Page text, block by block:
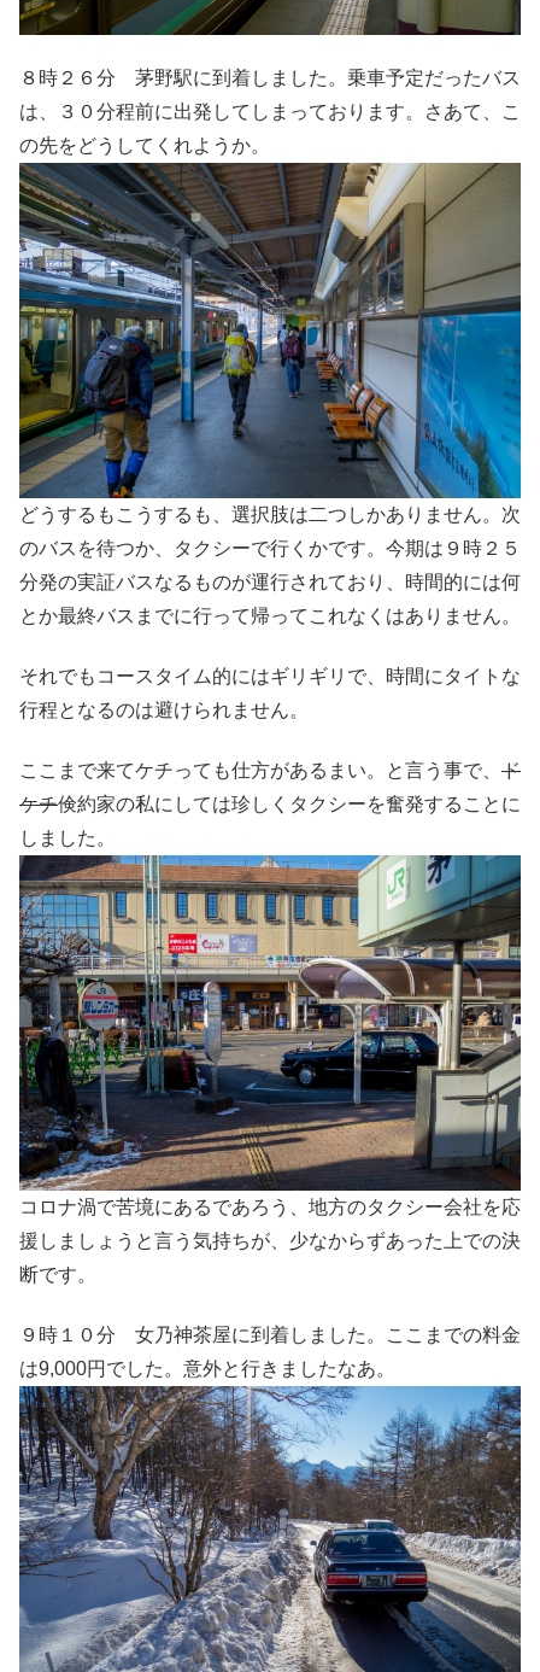
８時２６分 茅野駅に到着しました。乗車予定だったバス
は、３０分程前に出発してしまっております。さあて、こ
の先をどうしてくれようか。
どうするもこうするも、選択肢は二つしかありません。次
のバスを待つか、タクシーで行くかです。今期は９時２５
分発の実証バスなるものが運行されており、時間的には何
とか最終バスまでに行って帰ってこれなくはありません。
それでもコースタイム的にはギリギリで、時間にタイトな
行程となるのは避けられません。
ここまで来てケチっても仕方があるまい。と言う事で、 ド
ケチ倹約家の私にしては珍しくタクシーを奮発することに
しました。
コロナ渦で苦境にあるであろう、地方のタクシー会社を応
援しましょうと言う気持ちが、少なからずあった上での決
断です。
９時１０分 女乃神茶屋に到着しました。ここまでの料金
は9,000円でした。意外と行きましたなあ。